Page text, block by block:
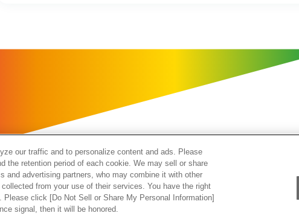
いて Cookie設定について
ソーシャルメディア利用規約
トマップ お問合せ
our traffic and to personalize content and ads. Please
the retention period of each cookie. We may sell or share
and advertising partners, who may combine it with other
from your use of their services. You have the right
click [Do Not Sell or Share My Personal Information]
signal, then it will be honored.